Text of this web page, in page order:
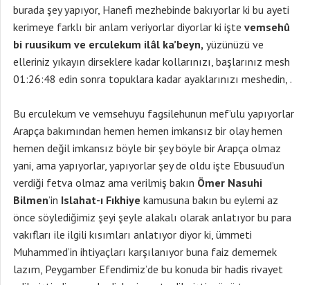
burada şey yapıyor, Hanefi mezhebinde bakıyorlar ki bu ayeti
kerimeye farklı bir anlam veriyorlar diyorlar ki işte vemsehû
bi ruusikum ve erculekum ilâl ka’beyn, yüzünüzü ve
elleriniz yıkayın dirseklere kadar kollarınızı, başlarınız mesh
01:26:48 edin sonra topuklara kadar ayaklarınızı meshedin, .
Bu erculekum ve vemsehuyu fagsilehunun mef’ulu yapıyorlar
Arapça bakımından hemen hemen imkansız bir olay hemen
hemen değil imkansız böyle bir şey böyle bir Arapça olmaz
yani, ama yapıyorlar, yapıyorlar şey de oldu işte Ebusuud’un
verdiği fetva olmaz ama verilmiş bakın Ömer Nasuhi
Bilmen’in Islahat-ı Fıkhiye kamusuna bakın bu eylemi az
önce söylediğimiz şeyi şeyle alakalı olarak anlatıyor bu para
vakıfları ile ilgili kısımları anlatıyor diyor ki, ümmeti
Muhammed’in ihtiyaçları karşılanıyor buna faiz dememek
lazım, Peygamber Efendimiz’de bu konuda bir hadis rivayet